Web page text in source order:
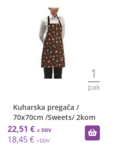
1
pak
Kuharska pregača /
70x70cm /Sweets/ 2kom
22,51 €
18,45 €